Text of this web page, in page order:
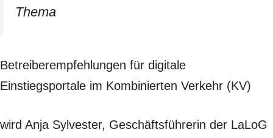
Thema
Betreiberempfehlungen für digitale
Einstiegsportale im Kombinierten Verkehr (KV)
wird Anja Sylvester, Geschäftsführerin der LaLoG